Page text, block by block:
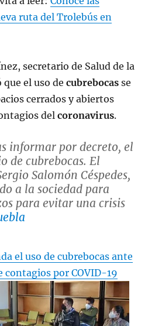
ruta del Trolebús en
secretario de Salud de la
el uso decubrebocas se
cerrados y abiertos
delcoronavirus.
informar por decreto, el
de cubrebocas. El
Salomón Céspedes,
a la sociedad para
para evitar una crisis
Valerio
December 19, 2022
el uso de cubrebocas ante
contagios por COVID-19